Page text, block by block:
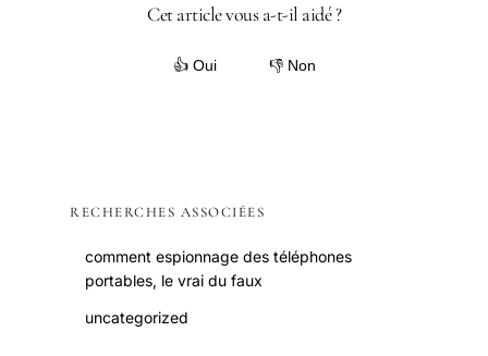
Cet article vous a-t-il aidé ?
👍 Oui 👎 Non
RECHERCHES ASSOCIÉES
comment espionnage des téléphones
portables, le vrai du faux
uncategorized